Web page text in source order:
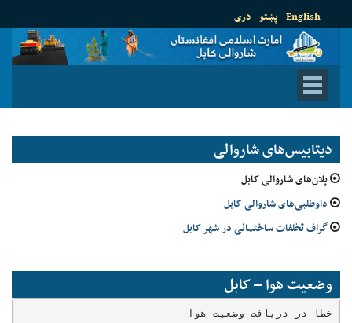
دری پښتو English
دیتابیس‌های شاروالی
پلان‌های شاروالی کابل
داوطلبی‌های شاروالی کابل
گراف تخلفات ساختمانی در شهر کابل
وضعیت هوا – کابل
خطا در دریافت وضعیت هوا